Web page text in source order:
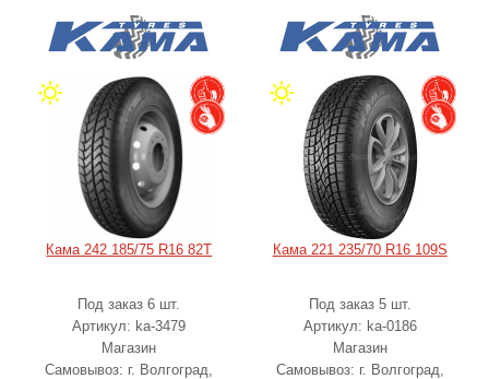
Кама 242 185/75 R16 82T
Под заказ 6 шт.
Артикул: ka-3479
Магазин
Самовывоз: г. Волгоград,
Кама 221 235/70 R16 109S
Под заказ 5 шт.
Артикул: ka-0186
Магазин
Самовывоз: г. Волгоград,